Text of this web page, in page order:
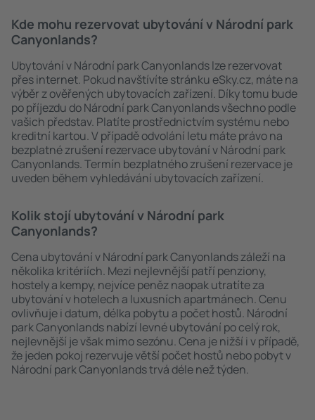
Kde mohu rezervovat ubytování v Národní park
Canyonlands?
Ubytování v Národní park Canyonlands lze rezervovat
přes internet. Pokud navštívíte stránku eSky.cz, máte na
výběr z ověřených ubytovacích zařízení. Díky tomu bude
po příjezdu do Národní park Canyonlands všechno podle
vašich představ. Platíte prostřednictvím systému nebo
kreditní kartou. V případě odvolání letu máte právo na
bezplatné zrušení rezervace ubytování v Národní park
Canyonlands. Termín bezplatného zrušení rezervace je
uveden během vyhledávání ubytovacích zařízení.
Kolik stojí ubytování v Národní park
Canyonlands?
Cena ubytování v Národní park Canyonlands záleží na
několika kritériích. Mezi nejlevnější patří penziony,
hostely a kempy, nejvíce peněz naopak utratíte za
ubytování v hotelech a luxusních apartmánech. Cenu
ovlivňuje i datum, délka pobytu a počet hostů. Národní
park Canyonlands nabízí levné ubytování po celý rok,
nejlevnější je však mimo sezónu. Cena je nižší i v případě,
že jeden pokoj rezervuje větší počet hostů nebo pobyt v
Národní park Canyonlands trvá déle než týden.